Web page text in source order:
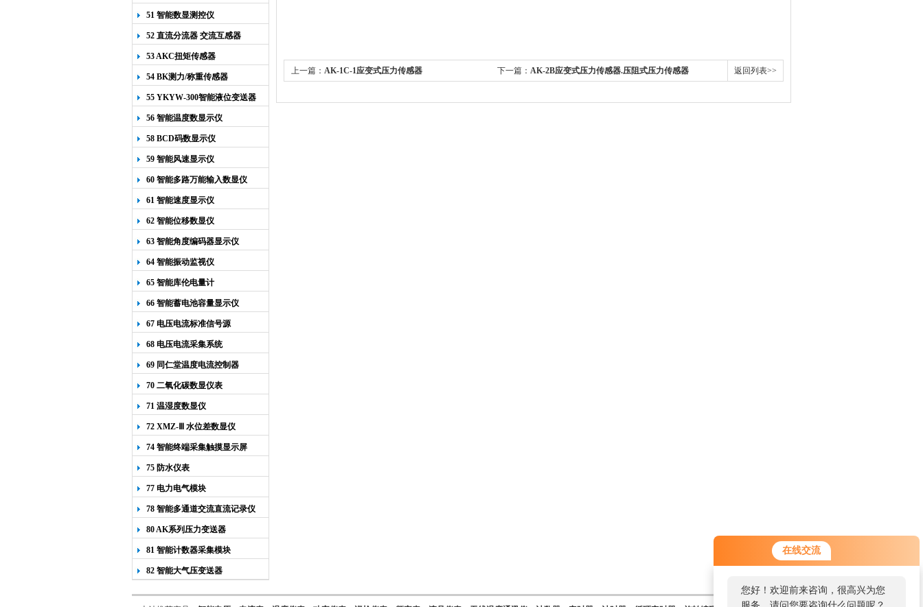
在线交流
您好！欢迎前来咨询，很高兴为您
YK-218
51 智能数显测控仪
52 直流分流器 交流互感器
53 AKC扭矩传感器
54 BK测力/称重传感器
55 YKYW-300智能液位变送器
56 智能温度数显示仪
58 BCD码数显示仪
59 智能风速显示仪
60 智能多路万能输入数显仪
61 智能速度显示仪
62 智能位移数显仪
63 智能角度编码器显示仪
64 智能振动监视仪
65 智能库伦电量计
66 智能蓄电池容量显示仪
67 电压电流标准信号源
68 电压电流采集系统
69 同仁堂温度电流控制器
70 二氧化碳数显仪表
71 温湿度数显仪
72 XMZ-Ⅲ 水位差数显仪
74 智能终端采集触摸显示屏
75 防水仪表
77 电力电气模块
78 智能多通道交流直流记录仪
80 AK系列压力变送器
81 智能计数器采集模块
82 智能大气压变送器
上一篇： AK-1C-1应变式压力传感器 下一篇： AK-2B应变式压力传感器.压阻式压力传感器 返回列表>>